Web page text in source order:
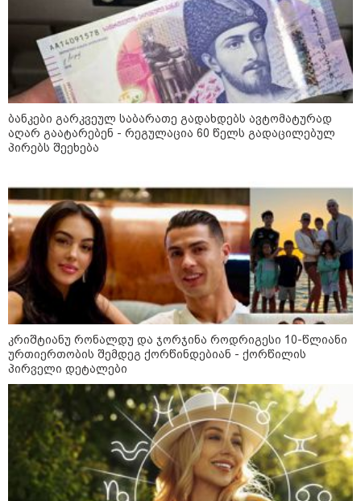
იტალიამ ყველა ქალაქში
განგაშის წითელი დონე
გამოაცხადა
კატეგორიის ყველა სიახლე
ვახტანგ კაპანაძე - დიახ, ომი
დაიწყო რუსეთმა და წერტილი!
აშშ-მა საქართველოში
დაფუძნებული კრიპტოკომპანია
დაასანქცირა
„ნაციონალური მოძრაობა“ -
სიმბოლურია, რომ კობახიძის
მოღალატეობრივი განცხადება
საქართველოს
თავისუფლებისთვის შეწირული
გმირების მემორიალზე გაკეთდა
ბანკები გარკვეულ საბარათე გადახდებს ავტომატურად
აღარ გაატარებენ - რეგულაცია 60 წელს გადაცილებულ
პირებს შეეხება
კრიშტიანუ რონალდუ და ჯორჯინა როდრიგესი 10-წლიანი
ურთიერთობის შემდეგ ქორწინდებიან - ქორწილის
პირველი დეტალები